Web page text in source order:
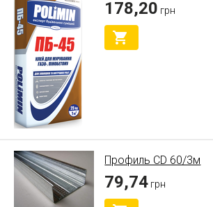
178,20 грн
Профиль CD 60/3м
79,74 грн